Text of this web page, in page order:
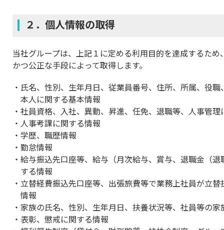
２．個人情報の取得
当社グループは、上記１に定める利用目的を達成するた
かつ公正な手段によって取得します。
氏名、性別、生年月日、従業員番号、住所、所属、役
本人に関する基本情報
社員資格、入社、異動、昇進、任免、退職等、人事管理
人事考課に関する情報
学歴、職歴情報
勤怠情報
給与振込先口座等、給与（月次給与、賞与、退職金（
する情報
立替経費振込先口座等、出張旅費等で業務上社員が立
情報
家族の氏名、性別、生年月日、扶養状況等、社員等の家
表彰、懲戒に関する情報